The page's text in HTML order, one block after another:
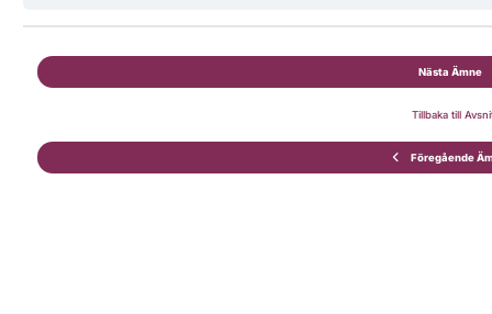
Föregående
Tillbaka till
Nästa Ämne